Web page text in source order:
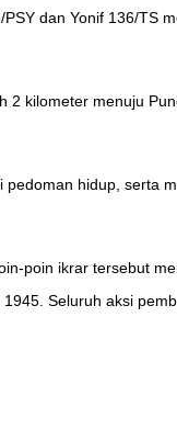
dan Yonif 136/TS
kilometer menuju
hidup, serta
poin ikrar tersebut
Seluruh aksi